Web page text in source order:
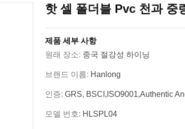
핫 셀 폴더블 Pvc 천과 중
제품 세부 사항
원래 장소: 중국 절강성 하이닝
브랜드 이름: Hanlong
인증: GRS, BSCI,ISO9001,Authentic
모델 번호: HLSPL04